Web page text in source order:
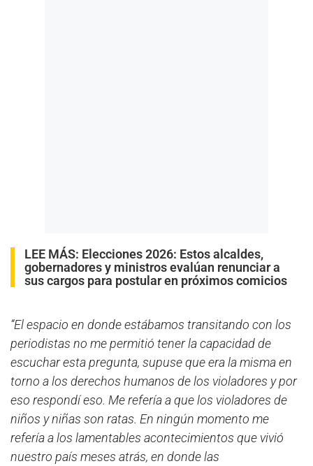
LEE MÁS: Elecciones 2026: Estos alcaldes,
gobernadores y ministros evalúan renunciar a
sus cargos para postular en próximos comicios
“El espacio en donde estábamos transitando con los
periodistas no me permitió tener la capacidad de
escuchar esta pregunta, supuse que era la misma en
torno a los derechos humanos de los violadores y por
eso respondí eso. Me refería a que los violadores de
niños y niñas son ratas. En ningún momento me
refería a los lamentables acontecimientos que vivió
nuestro país meses atrás, en donde las